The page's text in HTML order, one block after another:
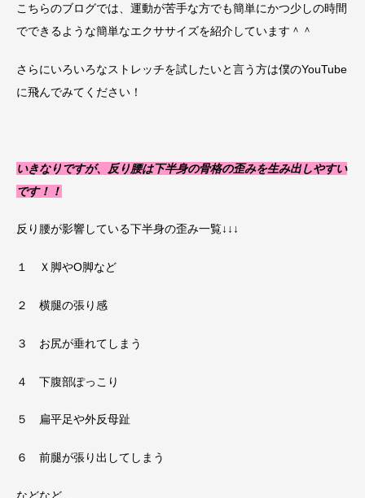
こちらのブログでは、運動が苦手な方でも簡単にかつ少しの時間
でできるような簡単なエクササイズを紹介しています＾＾
さらにいろいろなストレッチを試したいと言う方は僕のYouTube
に飛んでみてください！
いきなりですが、反り腰は下半身の骨格の歪みを生み出しやすい
です！！
反り腰が影響している下半身の歪み一覧↓↓↓
１ Ｘ脚やO脚など
２ 横腿の張り感
３ お尻が垂れてしまう
４ 下腹部ぽっこり
５ 扁平足や外反母趾
６ 前腿が張り出してしまう